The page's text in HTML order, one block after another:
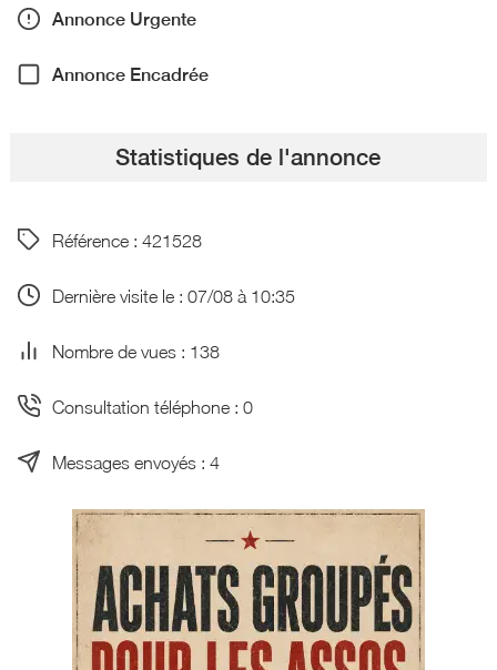
Annonce Urgente
Annonce Encadrée
Statistiques de l'annonce
Référence : 421528
Dernière visite le : 07/08 à 10:35
Nombre de vues : 138
Consultation téléphone : 0
Messages envoyés : 4